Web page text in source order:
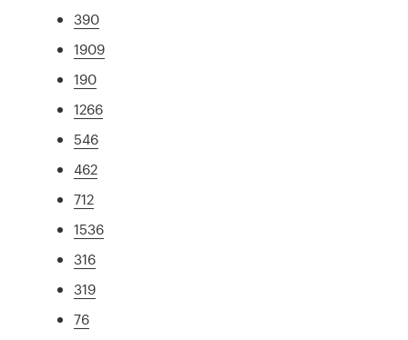
390
1909
190
1266
546
462
712
1536
316
319
76